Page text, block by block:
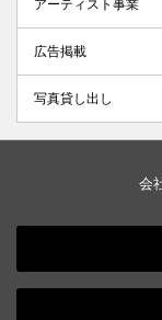
アーティスト事業
広告掲載
写真貸し出し
会